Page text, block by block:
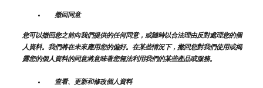
撤回同意
您可以撤回您之前向我們提供的任何同意，或隨時以合法理由反對處理您的個
人資料。我們將在未來應用您的偏好。在某些情況下，撤回您對我們使用或揭
露您的個人資料的同意將意味著您無法利用我們的某些產品或服務。
查看、更新和修改個人資料